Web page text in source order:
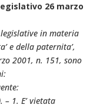
26 marzo
in materia
e della paternita’,
2001, n. 151, sono
1. E’ vietata